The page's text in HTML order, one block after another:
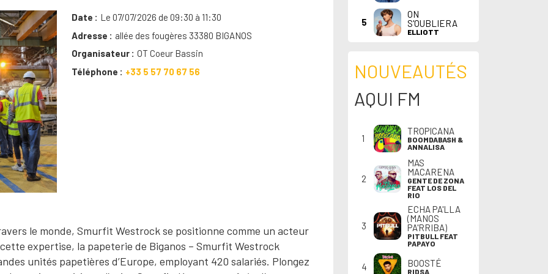
Date
Le 07/07/2026 de 09:30 à 11:30
Adresse
allée des fougères 33380 BIGANOS
Organisateur
OT Coeur Bassin
Téléphone
+33 5 57 70 67 56
le monde, Smurfit Westrock se positionne comme un acteur
expertise, la papeterie de Biganos – Smurfit Westrock
unités papetières d’Europe, employant 420 salariés. Plongez
5
ON
S'OUBLIERA
ELLIOTT
NOUVEAUTÉS
AQUI FM
1
TROPICANA
BOOMDABASH &
ANNALISA
2
MAS
MACARENA
GENTE DE ZONA
FEAT LOS DEL
RIO
3
ECHA PA'LLA
(MANOS
PA'RRIBA)
PITBULL FEAT
PAPAYO
4 BOOSTÉ
RIDSA